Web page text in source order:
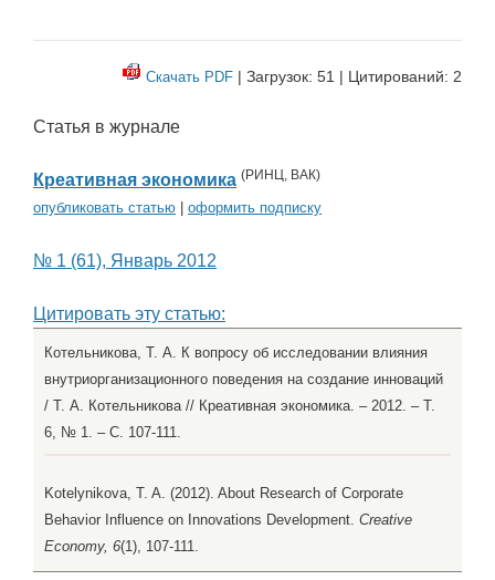
Скачать PDF | Загрузок: 51 | Цитирований: 2
Статья в журнале
Креативная экономика (РИНЦ, ВАК)
опубликовать статью оформить подписку
№ 1 (61), Январь 2012
Цитировать эту статью:
Котельникова, Т. А. К вопросу об исследовании влияния
внутриорганизационного поведения на создание инноваций
/ Т. А. Котельникова // Креативная экономика. – 2012. – Т.
6, № 1. – С. 107-111.
Kotelynikova, T. A. (2012). About Research of Corporate
Behavior Influence on Innovations Development. Creative
Economy, 6(1), 107-111.